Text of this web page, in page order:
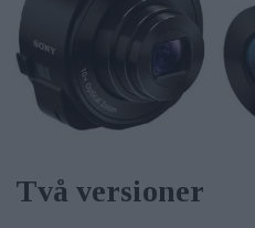
Två versioner